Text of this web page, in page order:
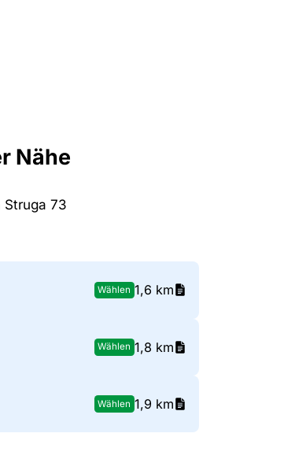
Nähe
Struga 73
Wählen 1,6 km
Wählen 1,8 km
Wählen 1,9 km